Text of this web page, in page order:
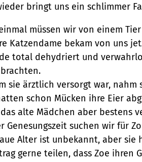
bringt uns ein schlimmer
müssen wir von einem
Katzendame bekam von uns
total dehydriert und
sie ärztlich versorgt war,
schon Mücken ihre Eier
alte Mädchen aber bestens
Genesungszeit suchen wir für
Alter ist unbekannt, aber
gerne teilen, dass Zoe ihren